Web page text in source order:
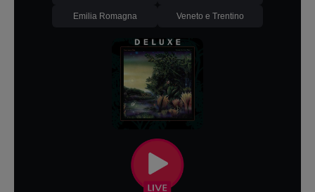
Emilia Romagna Veneto e Trentino